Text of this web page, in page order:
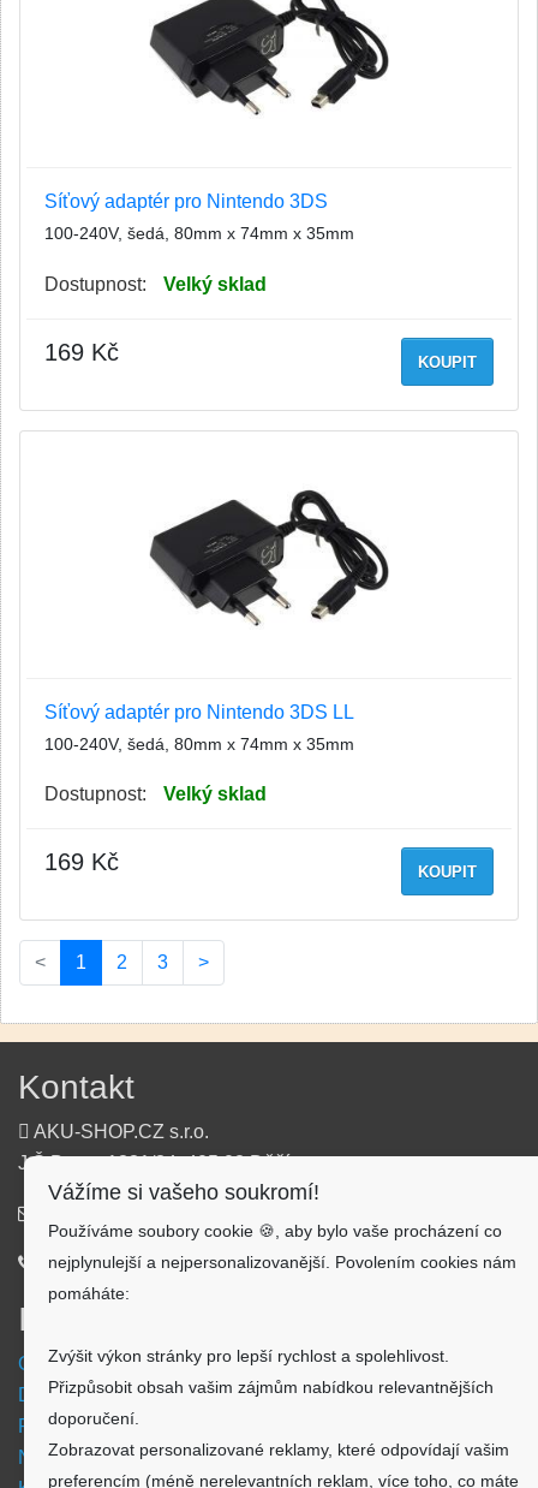
Síťový adaptér pro Nintendo 3DS
100-240V, šedá, 80mm x 74mm x 35mm
Dostupnost: Velký sklad
KOUPIT
169 Kč
Síťový adaptér pro Nintendo 3DS LL
100-240V, šedá, 80mm x 74mm x 35mm
Dostupnost: Velký sklad
KOUPIT
169 Kč
< 1 (current)
2 3 >
Kontakt
AKU-SHOP.CZ s.r.o.
J.Š.Baara 1331/34, 405 02 Děčín
720 500 500
Informace
Obchodní podmínky
Doprava a platba
Reklamační formulář
Nastavení cookies
Vážíme si vašeho soukromí!
Používáme soubory cookie 🍪, aby bylo vaše procházení co
nejplynulejší a nejpersonalizovanější. Povolením cookies nám
pomáháte:
Zvýšit výkon stránky pro lepší rychlost a spolehlivost.
Přizpůsobit obsah vašim zájmům nabídkou relevantnějších
doporučení.
Zobrazovat personalizované reklamy, které odpovídají vašim
preferencím (méně nerelevantních reklam, více toho, co máte